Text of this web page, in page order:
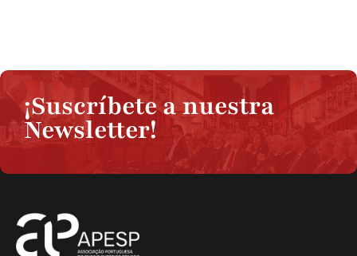
¡Suscríbete a nuestra
Newsletter!